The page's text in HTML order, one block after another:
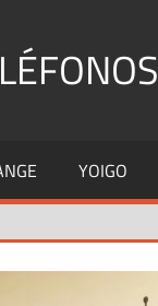
YOIGO